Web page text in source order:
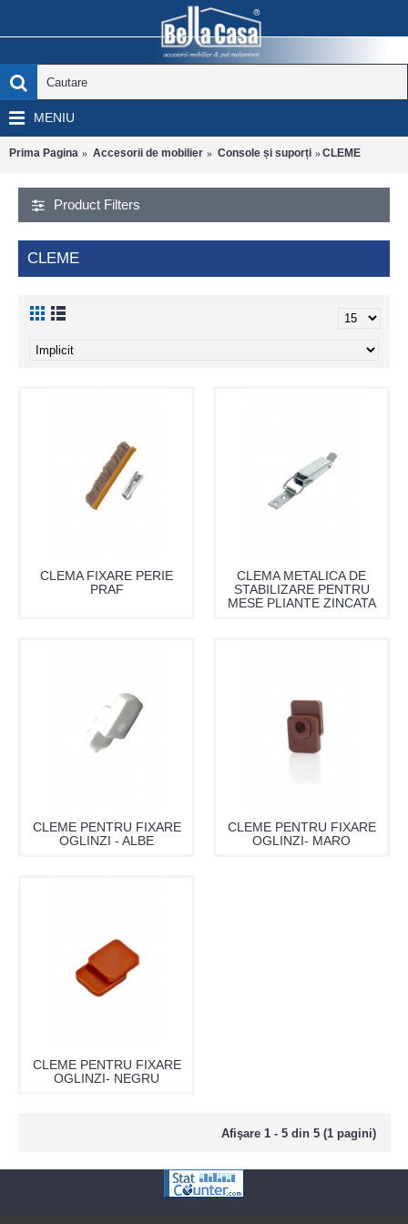
MENIU
Prima Pagina Accesorii de mobilier Console și suporți CLEME
Product Filters
CLEME
CLEMA FIXARE PERIE
PRAF
CLEMA METALICA DE
STABILIZARE PENTRU
MESE PLIANTE ZINCATA
CLEME PENTRU FIXARE
OGLINZI - ALBE
CLEME PENTRU FIXARE
OGLINZI- MARO
CLEME PENTRU FIXARE
OGLINZI- NEGRU
Afişare 1 - 5 din 5 (1 pagini)